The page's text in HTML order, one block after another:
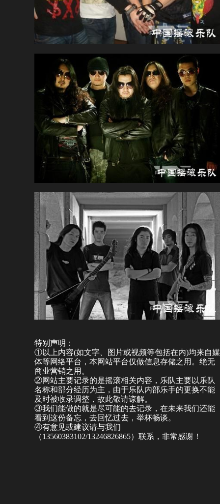
特别声明：
①以上内容(如文字、图片或视频等包括在内)均来自媒
体等网络平台，本网站平台仅做信息存储之用。绝无
商业营销之用。
②网站主要记录的是摇滚相关内容，乐队主要以乐队
名称和部分经历为主，由于乐队内部乐手的更换不能
及时被收录调整，故此敬请谅解。
③我们能做的就是尽可能的去记录，在未来我们还能
看到这份备忘，去回忆过去，举杯畅谈。
④有意见或建议请与我们
（13560383102/13246826865）联系，非常感谢！